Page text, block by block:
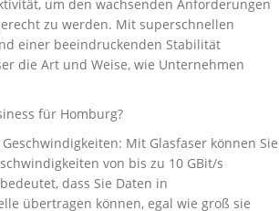
um den wachsenden Anforderungen
zu werden. Mit superschnellen
einer beeindruckenden Stabilität
die Art und Weise, wie Unternehmen
für Homburg?
Mit Glasfaser können Sie
von bis zu 10 GBit/s
dass Sie Daten in
übertragen können, egal wie groß sie